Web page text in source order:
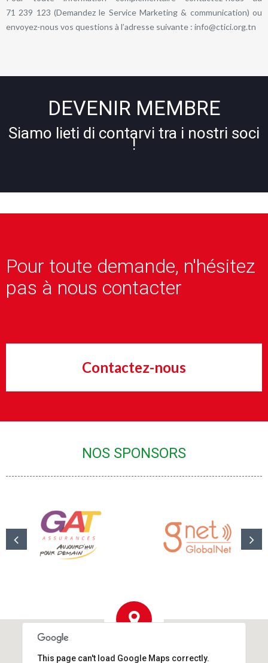
71 239 123 (Demandez le Service Marketing & communication) ou
envoyez-nous vos questions à l’adresse suivante : info@ctici.org.tn
DEVENIR MEMBRE
Siamo lieti di contarvi tra i nostri soci
!
Pour toute demande, n'hésitez
pas à nous contacter
Contactez-nous
NOS SPONSORS
This page can't load Google Maps correctly.